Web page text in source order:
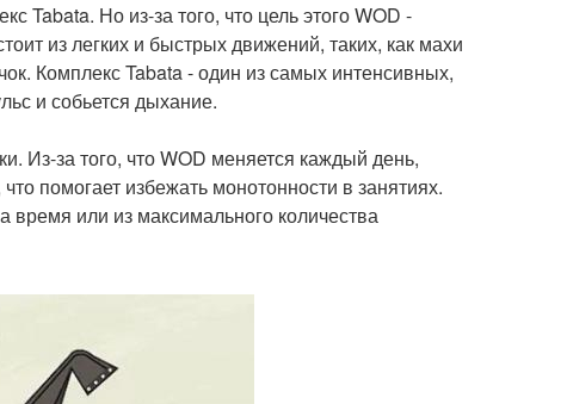
Tabata. Но из-за того, что цель этого WOD -
из легких и быстрых движений, таких, как махи
Комплекс Tabata - один из самых интенсивных,
и собьется дыхание.
Из-за того, что WOD меняется каждый день,
помогает избежать монотонности в занятиях.
или из максимального количества